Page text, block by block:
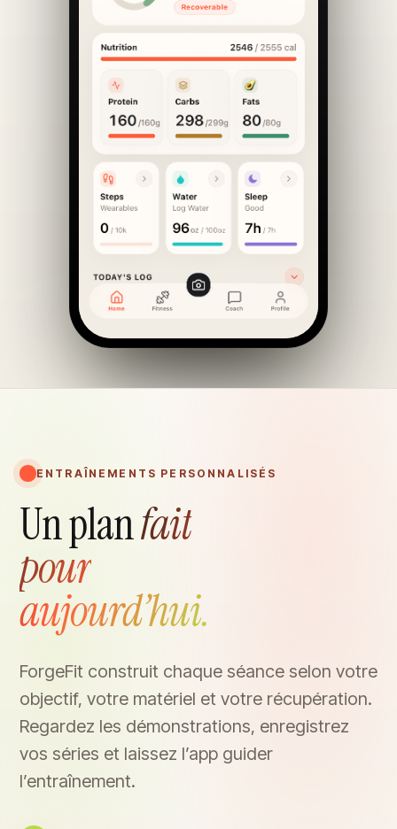
ENTRAÎNEMENTS PERSONNALISÉS
Un planfait
pour
aujourd’hui.
ForgeFit construit chaque séance selon votre
objectif, votre matériel et votre récupération.
Regardez les démonstrations, enregistrez
vos séries et laissez l’app guider
l’entraînement.